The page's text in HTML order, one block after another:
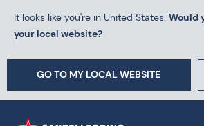
It looks like you're in United States. Would
your local website?
GO TO MY LOCAL WEBSITE